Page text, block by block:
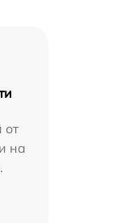
от
на